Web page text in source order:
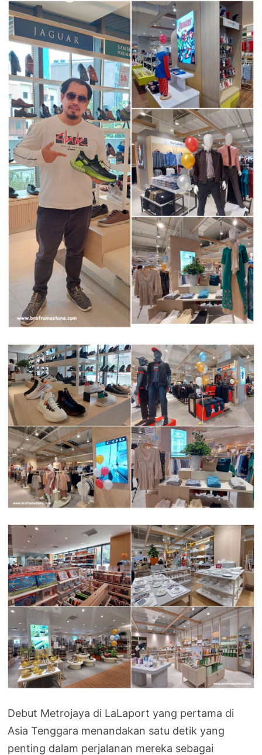
Debut Metrojaya di LaLaport yang pertama di
Asia Tenggara menandakan satu detik yang
penting dalam perjalanan mereka sebagai